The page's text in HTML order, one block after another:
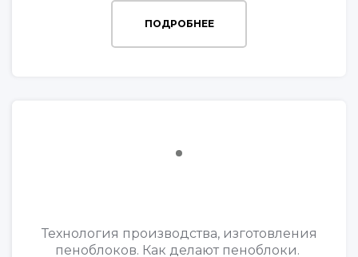
ПОДРОБНЕЕ
Технология производства, изготовления
пеноблоков. Как делают пеноблоки.